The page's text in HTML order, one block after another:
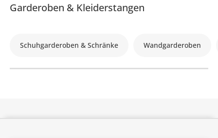
Garderoben & Kleiderstangen
Schuhgarderoben & Schränke Wandgarderoben